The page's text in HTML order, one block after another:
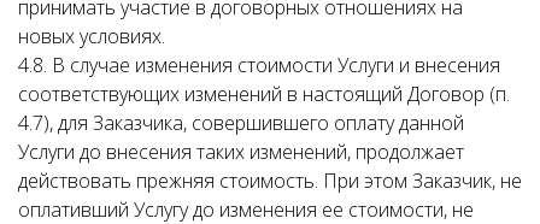
принимать участие в договорных отношениях на
новых условиях.
4.8. В случае изменения стоимости Услуги и внесения
соответствующих изменений в настоящий Договор (п.
4.7), для Заказчика, совершившего оплату данной
Услуги до внесения таких изменений, продолжает
действовать прежняя стоимость. При этом Заказчик, не
оплативший Услугу до изменения ее стоимости, не